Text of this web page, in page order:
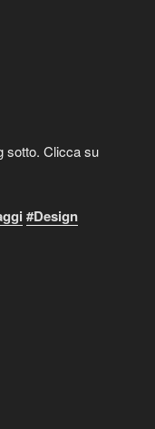
sotto. Clicca su
#Design